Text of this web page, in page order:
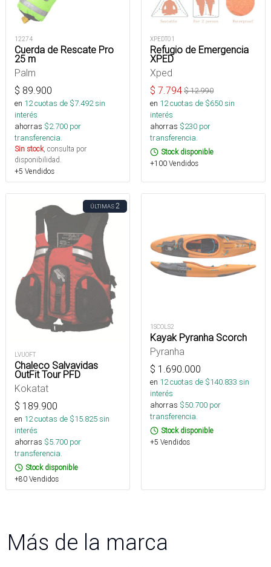
12274
Cuerda de Rescate Pro
25 m
Palm
$ 89.900
en 12cuotas de $7.492sin
interés
ahorras $2.700 por
transferencia.
Sin stock, consulta por
disponibilidad.
+5 Vendidos
XPEDT01
Refugio de Emergencia
XPED
Xped
$ 7.794$12.990
en 12cuotas de $650sin
interés
ahorras $230 por
transferencia.
Stock disponible
+100 Vendidos
ÚLTIMAS2
LVUOFT
Chaleco Salvavidas
OutFit Tour PFD
Kokatat
$ 189.900
en 12cuotas de $15.825sin
interés
ahorras $5.700 por
transferencia.
Stock disponible
+80 Vendidos
1SCOLS2
Kayak Pyranha Scorch
Pyranha
$ 1.690.000
en 12cuotas de $140.833 sin
interés
ahorras $50.700 por
transferencia.
Stock disponible
+5 Vendidos
Más de la marca